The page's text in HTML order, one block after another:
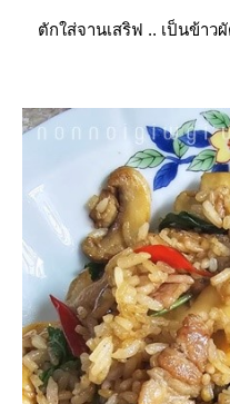
ตักใส่จานเสริฟ .. เป็นข้าว